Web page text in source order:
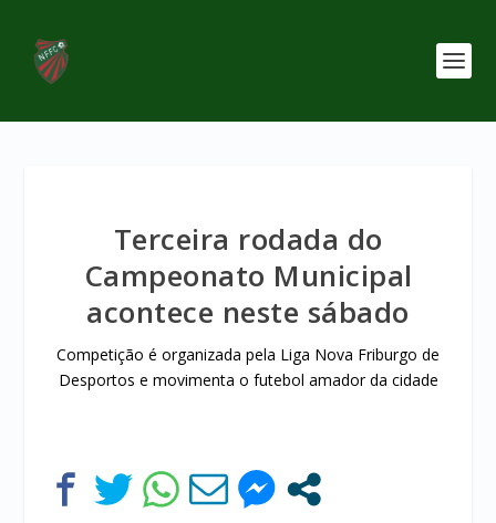
Terceira rodada do
Campeonato Municipal
acontece neste sábado
Competição é organizada pela Liga Nova Friburgo de
Desportos e movimenta o futebol amador da cidade